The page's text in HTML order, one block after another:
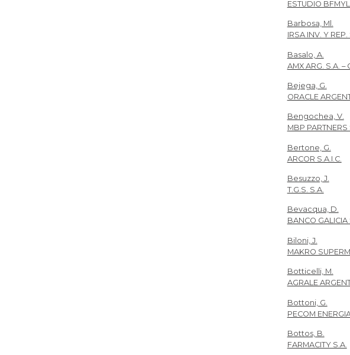
ESTUDIO BFMYL
Barbosa, Ml.
IRSA INV. Y REP.
Basalo, A.
AMX ARG. S.A. –
Bejega, G.
ORACLE
Bengochea, V.
MBP PARTNERS
Bertone, G.
ARCOR S.A.I.C.
Besuzzo, J.
T.G.S. S.A.
Bevacqua, D.
BANCO GALICIA
Biloni, J.
MAKRO
Botticelli, M.
AGRALE
Bottoni, G.
PECOM
Bottos, B.
FARMACITY S.A.